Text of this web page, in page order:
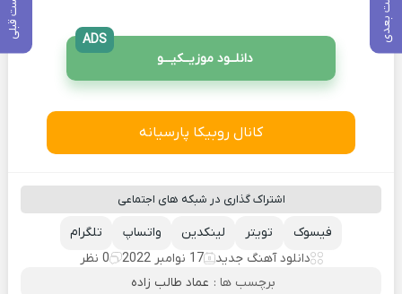
پست بعدی پست قبلی
دانلــود موزیــکیـــو
ADS
کانال روبیکا پارسیانه
اشتراک گذاری در شبکه های اجتماعی
تلگرام واتساپ لینکدین تویتر
فیسوک
دانلود آهنگ جدید
17 نوامبر 2022
0 نظر
برچسب ها : عماد طالب زاده